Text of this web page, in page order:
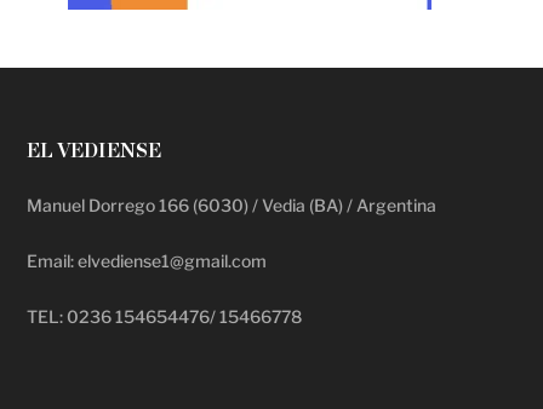
EL VEDIENSE
Manuel Dorrego 166 (6030) / Vedia (BA) / Argentina
Email: elvediense1@gmail.com
TEL: 0236 154654476/ 15466778